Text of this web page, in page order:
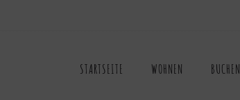
STARTSEITE WOHNEN BUCHEN